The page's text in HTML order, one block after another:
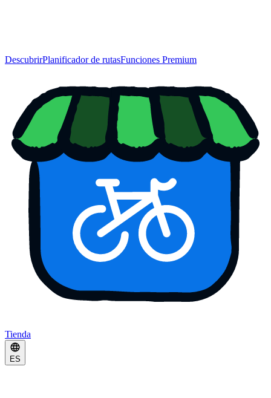
DescubrirPlanificador de rutasFunciones Premium
Tienda
ES